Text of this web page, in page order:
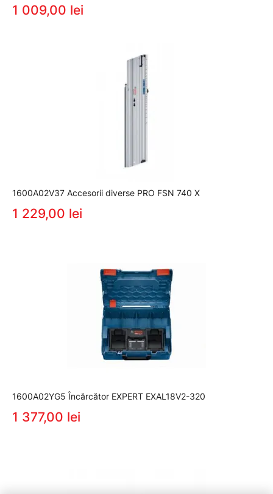
1 009,00 lei
1600A02V37 Accesorii diverse PRO FSN 740 X
1 229,00 lei
1600A02YG5 Încărcător EXPERT EXAL18V2-320
1 377,00 lei